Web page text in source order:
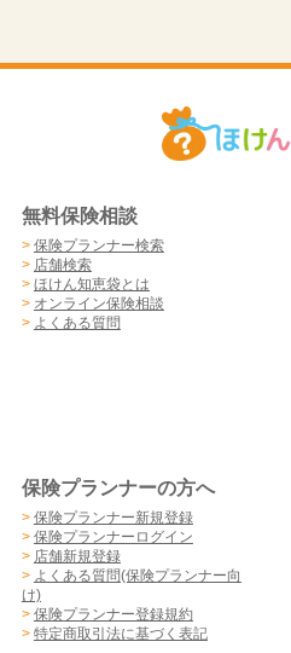
無料保険相談
> 保険プランナー検索
> 店舗検索
> ほけん知恵袋とは
> オンライン保険相談
> よくある質問
保険プランナーの方へ
> 保険プランナー新規登録
> 保険プランナーログイン
> 店舗新規登録
> よくある質問(保険プランナー向
け)
> 保険プランナー登録規約
> 特定商取引法に基づく表記